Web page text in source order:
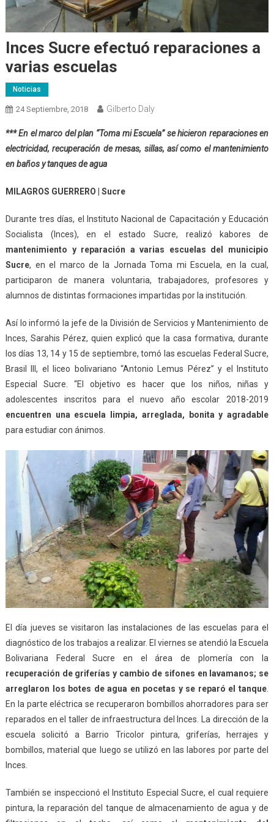
Inces Sucre efectuó reparaciones a
varias escuelas
Noticias
24 Septiembre, 2018 Gilberto Daly
*** En el marco del plan “Toma mi Escuela” se hicieron reparaciones en
electricidad, recuperación de mesas, sillas, así como el mantenimiento
en baños y tanques de agua
MILAGROS GUERRERO | Sucre
Durante tres días, el Instituto Nacional de Capacitación y Educación
Socialista (Inces), en el estado Sucre, realizó kabores de
mantenimiento y reparación a varias escuelas del municipio
Sucre, en el marco de la Jornada Toma mi Escuela, en la cual,
participaron de manera voluntaria, trabajadores, profesores y
alumnos de distintas formaciones impartidas por la institución.
Así lo informó la jefe de la División de Servicios y Mantenimiento de
Inces, Sarahis Pérez, quien explicó que la casa formativa, durante
los días 13, 14 y 15 de septiembre, tomó las escuelas Federal Sucre,
Brasil III, el liceo bolivariano “Antonio Lemus Pérez” y el Instituto
Especial Sucre. “El objetivo es hacer que los niños, niñas y
adolescentes inscritos para el nuevo año escolar 2018-2019
encuentren una escuela limpia, arreglada, bonita y agradable
para estudiar con ánimos.
El día jueves se visitaron las instalaciones de las escuelas para el
diagnóstico de los trabajos a realizar. El viernes se atendió la Escuela
Bolivariana Federal Sucre en el área de plomería con la
recuperación de griferías y cambio de sifones en lavamanos; se
arreglaron los botes de agua en pocetas y se reparó el tanque.
En la parte eléctrica se recuperaron bombillos ahorradores para ser
reparados en el taller de infraestructura del Inces. La dirección de la
escuela solicitó a Barrio Tricolor pintura, griferías, herrajes y
bombillos, material que luego se utilizó en las labores por parte del
Inces.
También se inspeccionó el Instituto Especial Sucre, el cual requiere
pintura, la reparación del tanque de almacenamiento de agua y de